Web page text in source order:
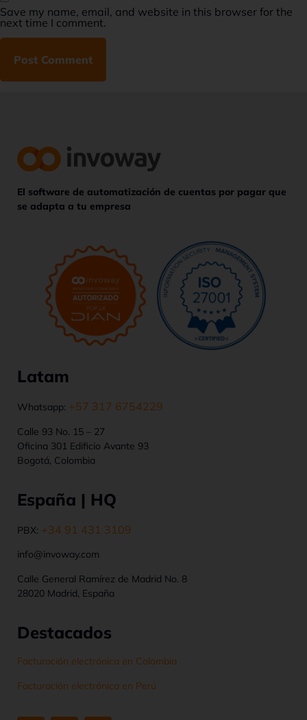
Save my name, email, and website in this browser for the
next time I comment.
El software de automatización de cuentas por pagar que
se adapta a tu empresa
Latam
Whatsapp: +57 317 6754229
Calle 93 No. 15 – 27
Oficina 301 Edificio Avante 93
Bogotá, Colombia
España | HQ
PBX: +34 91 431 3109
info@invoway.com
Calle General Ramírez de Madrid No. 8
28020 Madrid, España
Destacados
Facturación electrónica en Colombia
Facturación electrónica en Perú